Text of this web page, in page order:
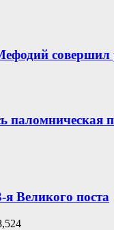
паломническая
Великого поста